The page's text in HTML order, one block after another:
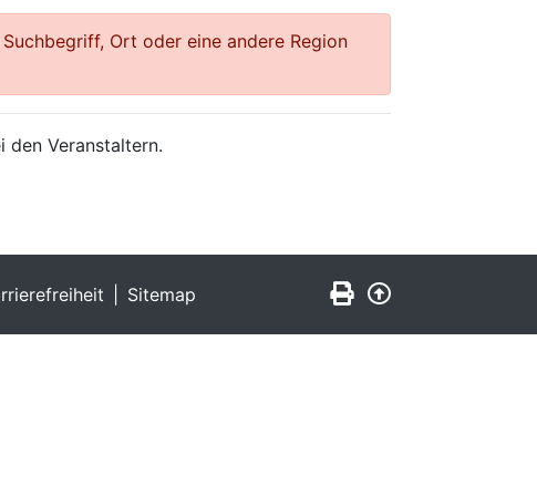
Ort oder eine andere Region
Veranstaltern.
Sitemap Seite drucken
Zurück nach